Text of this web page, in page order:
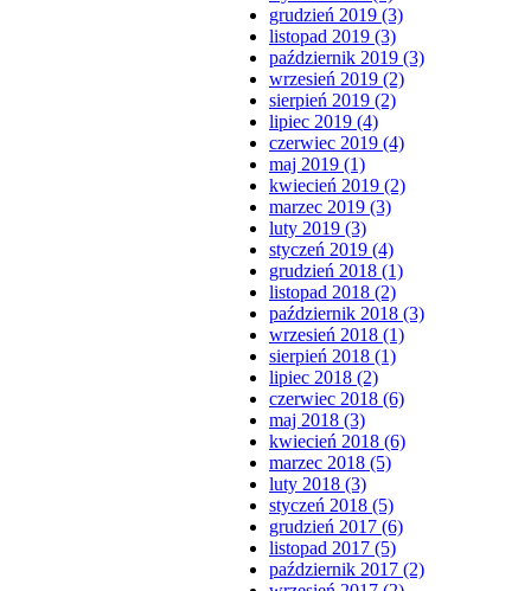
grudzień 2019 (3)
listopad 2019 (3)
październik 2019 (3)
wrzesień 2019 (2)
sierpień 2019 (2)
lipiec 2019 (4)
czerwiec 2019 (4)
maj 2019 (1)
kwiecień 2019 (2)
marzec 2019 (3)
luty 2019 (3)
styczeń 2019 (4)
grudzień 2018 (1)
listopad 2018 (2)
październik 2018 (3)
wrzesień 2018 (1)
sierpień 2018 (1)
lipiec 2018 (2)
czerwiec 2018 (6)
maj 2018 (3)
kwiecień 2018 (6)
marzec 2018 (5)
luty 2018 (3)
styczeń 2018 (5)
grudzień 2017 (6)
listopad 2017 (5)
październik 2017 (2)